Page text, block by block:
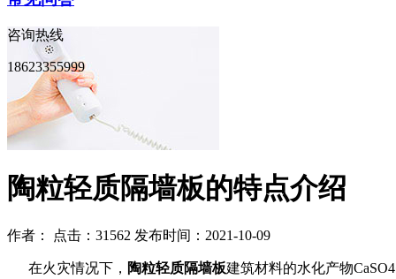
咨询热线
18623355999
陶粒轻质隔墙板的特点介绍
作者： 点击：31562 发布时间：2021-10-09
在火灾情况下， 陶粒轻质隔墙板建筑材料的水化产物